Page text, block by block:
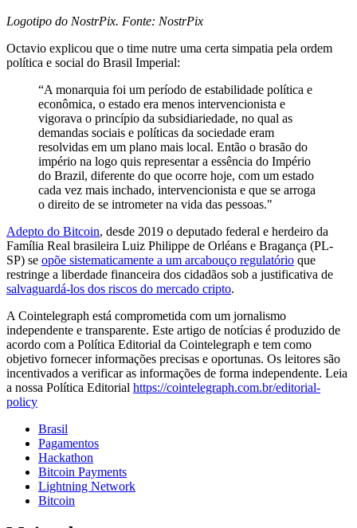
Logotipo do NostrPix. Fonte: NostrPix
Octavio explicou que o time nutre uma certa simpatia pela ordem
política e social do Brasil Imperial:
“A monarquia foi um período de estabilidade política e
econômica, o estado era menos intervencionista e
vigorava o princípio da subsidiariedade, no qual as
demandas sociais e políticas da sociedade eram
resolvidas em um plano mais local. Então o brasão do
império na logo quis representar a essência do Império
do Brazil, diferente do que ocorre hoje, com um estado
cada vez mais inchado, intervencionista e que se arroga
o direito de se intrometer na vida das pessoas."
Adepto do Bitcoin, desde 2019 o deputado federal e herdeiro da
Família Real brasileira Luiz Philippe de Orléans e Bragança (PL-
SP) se opõe sistematicamente a um arcabouço regulatório que
restringe a liberdade financeira dos cidadãos sob a justificativa de
salvaguardá-los dos riscos do mercado cripto.
A Cointelegraph está comprometida com um jornalismo
independente e transparente. Este artigo de notícias é produzido de
acordo com a Política Editorial da Cointelegraph e tem como
objetivo fornecer informações precisas e oportunas. Os leitores são
incentivados a verificar as informações de forma independente. Leia
a nossa Política Editorial https://cointelegraph.com.br/editorial-
policy
Brasil
Pagamentos
Hackathon
Bitcoin Payments
Lightning Network
Bitcoin